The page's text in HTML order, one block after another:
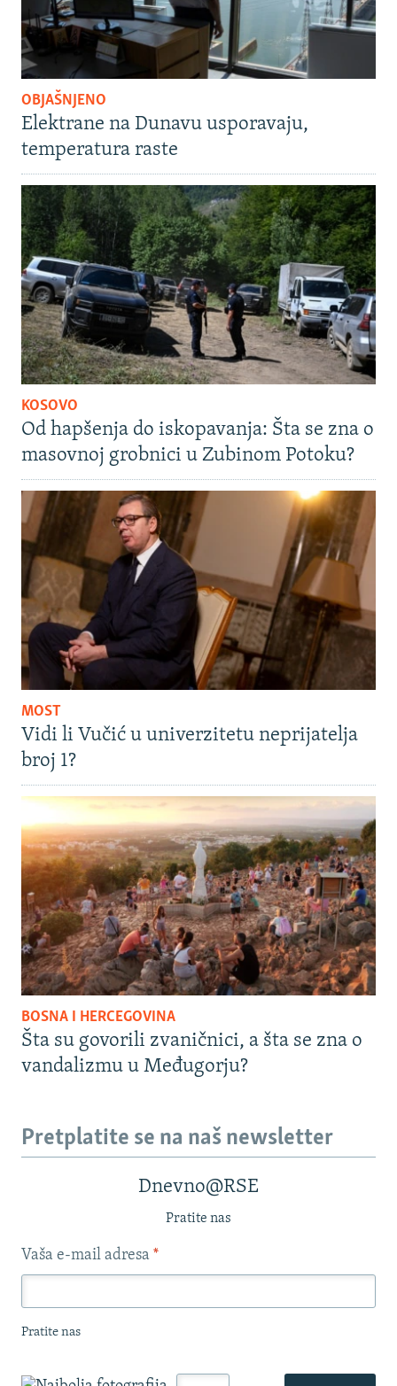
OBJAŠNJENO
Elektrane na Dunavu usporavaju,
temperatura raste
KOSOVO
Od hapšenja do iskopavanja: Šta se zna o
masovnoj grobnici u Zubinom Potoku?
MOST
Vidi li Vučić u univerzitetu neprijatelja
broj 1?
BOSNA I HERCEGOVINA
Šta su govorili zvaničnici, a šta se zna o
vandalizmu u Međugorju?
Pretplatite se na naš newsletter
Dnevno@RSE
Pratite nas
Vaša e-mail adresa *
Pratite nas